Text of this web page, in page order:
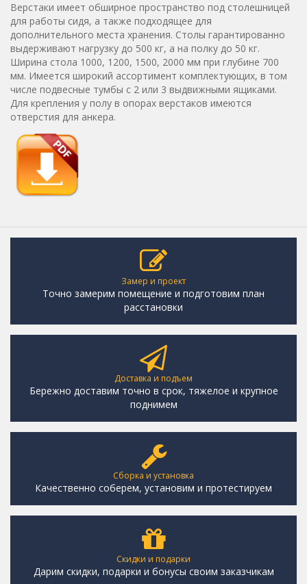
Верстаки имеет обширное пространство под столешницей
для работы сидя, а также подходящее для
дополнительного места хранения. Столы гарантированно
выдерживают нагрузку до 500 кг, а на полку до 50 кг.
Ширина стола 1000, 1200, 1500, 2000 мм при глубине 700
мм. Имеется широкий ассортимент комплектующих, в том
числе подвесные тумбы с 2 или 3 выдвижными ящиками.
Для крепления у полу в опорах верстаков имеются
отверстия для анкера.
Замер и проект
Точно замерим помещение и подготовим план
расстановки
Доставка и подъем
Бережно доставим точно в срок, тяжелое и крупное
поднимем
Сборка и установка
Качественно соберем, установим и протестируем
Скидки и подарки
Дарим скидки, подарки и бонусы своим заказчикам